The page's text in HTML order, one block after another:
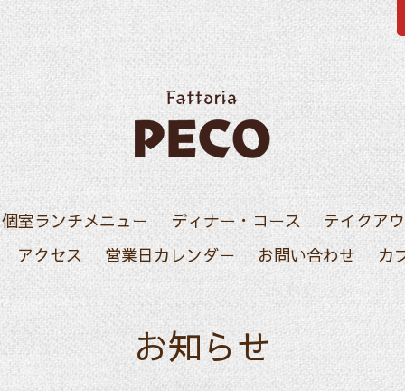
室ランチメニュー ディナー・コース
テイクア
アクセス
営業日カレンダー お問い合わせ カ
お知らせ